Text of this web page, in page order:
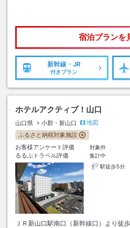
宿泊プランを
新幹線・JR
付きプラン
ホテルアクティブ！山口
山口県 小郡・新山口
地図
ふるさと納税対象施設
お客様アンケート評価
対象外
るるぶトラベル評価
集計中
駅徒歩5分
ＪＲ新山口駅南口（新幹線口）より徒